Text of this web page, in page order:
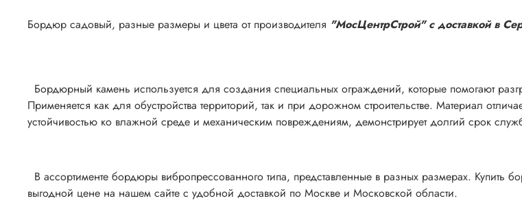
Бордюр садовый, разные размеры и цвета от производителя "МосЦентрСтрой" с доставкой в
Бордюрный камень используется для создания специальных ограждений, которые помогают
Применяется как для обустройства территорий, так и при дорожном строительстве. Материал
устойчивостью ко влажной среде и механическим повреждениям, демонстрирует долгий срок
В ассортименте бордюры вибропрессованного типа, представленные в разных размерах. Купить
выгодной цене на нашем сайте с удобной доставкой по Москве и Московской области.